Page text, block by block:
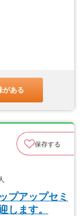
がある
保存する
プアップセミ
します。